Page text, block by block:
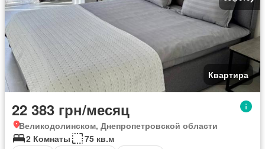
Квартира
22 383 грн/месяц
Великодолинском, Днепропетровской области
2 Комнаты
75 кв.м